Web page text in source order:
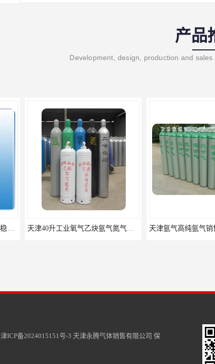
产品
Development, design, production and
天津高纯氩气供应站电话 性能稳定 纯度保证 天津40升工业氧气乙炔氩气氮气瓶出租全市配送服务
津ICP备2024015151号-3 天津永腾气体销售有限公司 保